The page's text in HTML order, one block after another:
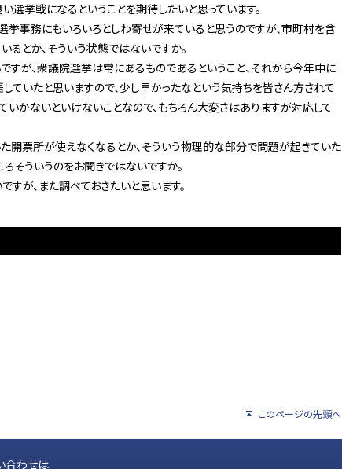
選挙戦になるということを期待したいと思っています。
挙事務にもいろいろとしわ寄せが来ていると思うのですが、市町村を含
とか、そういう状態ではないですか。
すが、衆議院選挙は常にあるものであるということ、それから今年中に
ていたと思いますので、少し早かったなという気持ちを皆さん方されて
いかないといけないことなので、もちろん大変さはありますが対応して
開票所が使えなくなるとか、そういう物理的な部分で問題が起きていた
そういうのをお聞きではないですか。
が、また調べておきたいと思います。
このページの先頭へ
合わせは